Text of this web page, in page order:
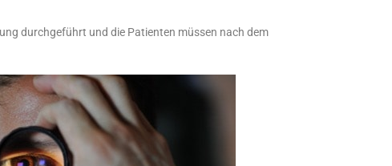
durchgeführt und die Patienten müssen nach dem